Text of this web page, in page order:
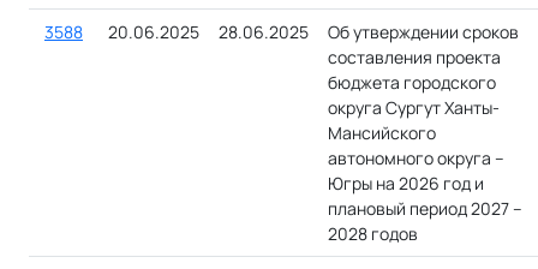
3588
20.06.2025 28.06.2025
Об утверждении сроков
составления проекта
бюджета городского
округа Сургут Ханты-
Мансийского
автономного округа –
Югры на 2026 год и
плановый период 2027 –
2028 годов